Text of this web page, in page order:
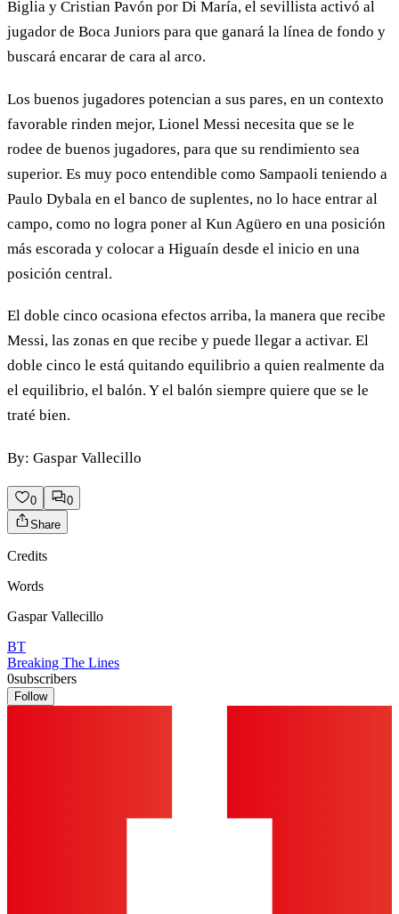
Biglia y Cristian Pavón por Di María, el sevillista activó al
jugador de Boca Juniors para que ganará la línea de fondo y
buscará encarar de cara al arco.
Los buenos jugadores potencian a sus pares, en un contexto
favorable rinden mejor, Lionel Messi necesita que se le
rodee de buenos jugadores, para que su rendimiento sea
superior. Es muy poco entendible como Sampaoli teniendo a
Paulo Dybala en el banco de suplentes, no lo hace entrar al
campo, como no logra poner al Kun Agüero en una posición
más escorada y colocar a Higuaín desde el inicio en una
posición central.
El doble cinco ocasiona efectos arriba, la manera que recibe
Messi, las zonas en que recibe y puede llegar a activar. El
doble cinco le está quitando equilibrio a quien realmente da
el equilibrio, el balón. Y el balón siempre quiere que se le
traté bien.
By: Gaspar Vallecillo
0
0
Share
Credits
Words
Gaspar Vallecillo
BT
Breaking The Lines
0subscribers
Follow